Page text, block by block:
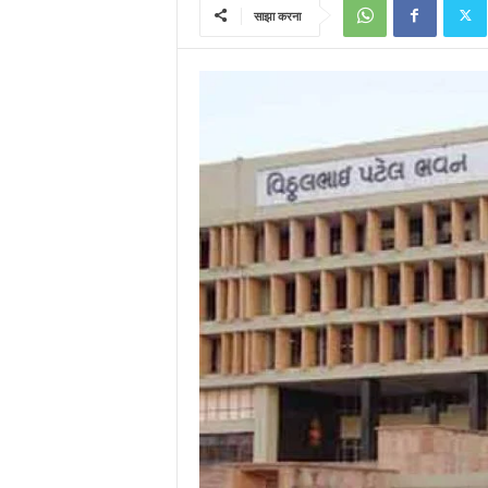
साझा करना